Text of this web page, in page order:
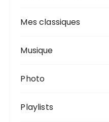
Mes classiques
Musique
Photo
Playlists